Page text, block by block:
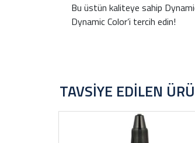
Bu üstün kaliteye sahip
Dynamic Color’i tercih edin!
TAVSIYE EDILEN